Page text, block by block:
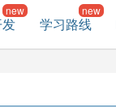
学习路线